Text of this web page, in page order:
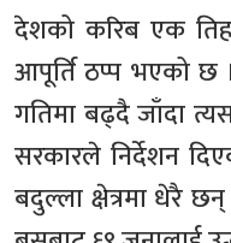
देशको करिब एक
आपूर्ति ठप्प भएको छ
गतिमा बढ्दै जाँदा त्यस
सरकारले निर्देशन
बदुल्ला क्षेत्रमा धेरै